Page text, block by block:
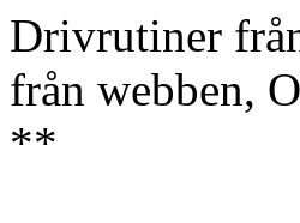
Drivrutiner
från webben,
**